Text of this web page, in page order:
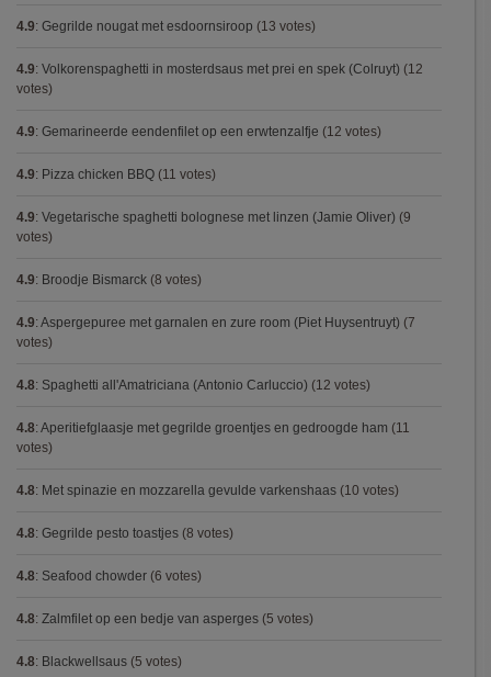
4.9: Gegrilde nougat met esdoornsiroop (13 votes)
4.9: Volkorenspaghetti in mosterdsaus met prei en spek (Colruyt) (12
votes)
4.9: Gemarineerde eendenfilet op een erwtenzalfje (12 votes)
4.9: Pizza chicken BBQ (11 votes)
4.9: Vegetarische spaghetti bolognese met linzen (Jamie Oliver) (9
votes)
4.9: Broodje Bismarck (8 votes)
4.9: Aspergepuree met garnalen en zure room (Piet Huysentruyt) (7
votes)
4.8: Spaghetti all'Amatriciana (Antonio Carluccio) (12 votes)
4.8: Aperitiefglaasje met gegrilde groentjes en gedroogde ham (11
votes)
4.8: Met spinazie en mozzarella gevulde varkenshaas (10 votes)
4.8: Gegrilde pesto toastjes (8 votes)
4.8: Seafood chowder (6 votes)
4.8: Zalmfilet op een bedje van asperges (5 votes)
4.8: Blackwellsaus (5 votes)